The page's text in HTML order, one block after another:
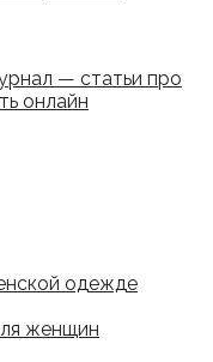
— статьи про
онлайн
одежде
женщин